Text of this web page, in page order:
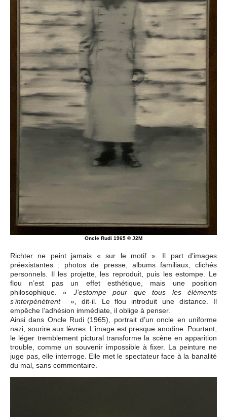
Oncle Rudi 1965 © J2M
Richter ne peint jamais « sur le motif ». Il part d’images
préexistantes : photos de presse, albums familiaux, clichés
personnels. Il les projette, les reproduit, puis les estompe. Le
flou n’est pas un effet esthétique, mais une position
philosophique. « J’estompe pour que tous les éléments
s’interpénètrent
», dit-il. Le flou introduit une distance. Il
empêche l’adhésion immédiate, il oblige à penser.
Ainsi dans Oncle Rudi (1965), portrait d’un oncle en uniforme
nazi, sourire aux lèvres. L’image est presque anodine. Pourtant,
le léger tremblement pictural transforme la scène en apparition
trouble, comme un souvenir impossible à fixer. La peinture ne
juge pas, elle interroge. Elle met le spectateur face à la banalité
du mal, sans commentaire.